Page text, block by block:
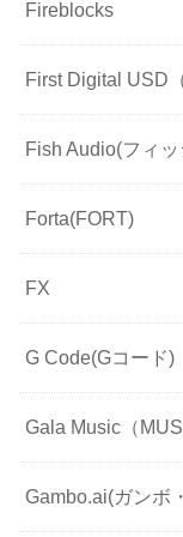
Fireblocks
First Digital USD
Fish Audio(フィ
Forta(FORT)
FX
G Code(Gコード)
Gala Music（
Gambo.ai(ガンボ